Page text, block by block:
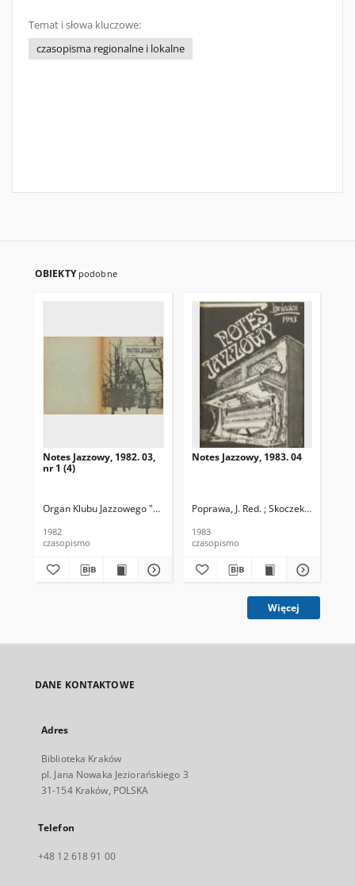
Temat i słowa kluczowe:
czasopisma regionalne i lokalne
OBIEKTY podobne
Notes Jazzowy, 1982. 03,
nr 1 (4)
Organ Klubu Jazzowego "Rotunda" Skoczek, T. Red.
1982
czasopismo
Notes Jazzowy, 1983. 04
Poprawa, J. Red. ; Skoczek T. Red.
1983
czasopismo
Więcej
DANE KONTAKTOWE
Adres
Biblioteka Kraków
pl. Jana Nowaka Jeziorańskiego 3
31-154 Kraków, POLSKA
Telefon
+48 12 618 91 00